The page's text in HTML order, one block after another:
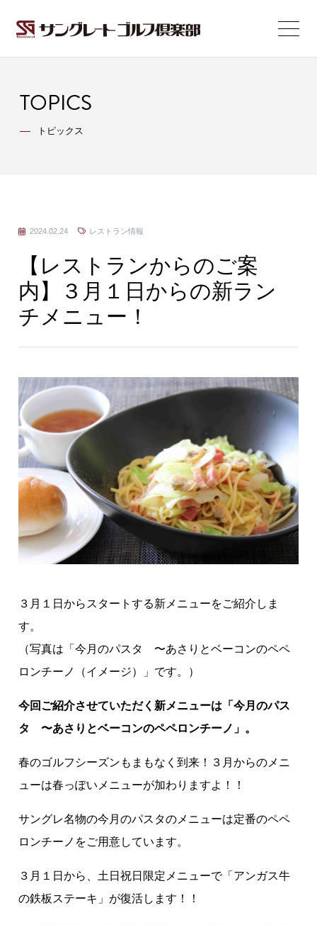
TOPICS
トピックス
2024.02.24 レストラン情報
【レストランからのご案
内】３月１日からの新ラン
チメニュー！
３月１日からスタートする新メニューをご紹介しま
す。
（写真は「今月のパスタ 〜あさりとベーコンのペペ
ロンチーノ（イメージ）」です。）
今回ご紹介させていただく新メニューは「今月のパス
タ 〜あさりとベーコンのペペロンチーノ」。
春のゴルフシーズンもまもなく到来！３月からのメニ
ューは春っぽいメニューが加わりますよ！！
サングレ名物の今月のパスタのメニューは定番のペペ
ロンチーノをご用意しています。
３月１日から、土日祝日限定メニューで「アンガス牛
の鉄板ステーキ」が復活します！！